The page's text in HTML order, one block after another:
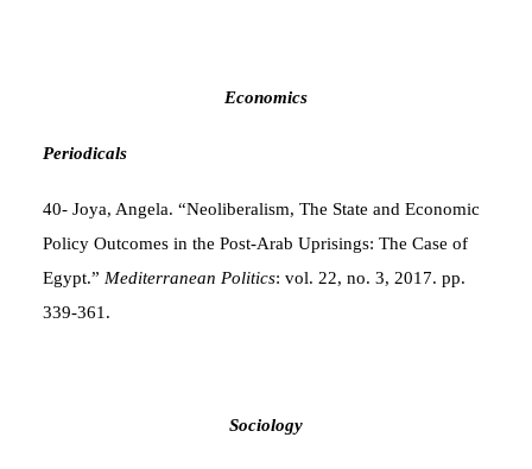
Economics
Periodicals
40- Joya, Angela. “Neoliberalism, The State and Economic
Policy Outcomes in the Post-Arab Uprisings: The Case of
Egypt.” Mediterranean Politics: vol. 22, no. 3, 2017. pp.
339-361.
Sociology